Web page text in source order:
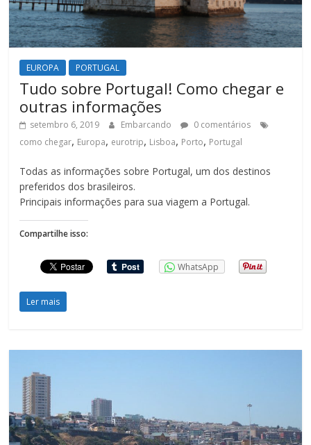
EUROPA PORTUGAL
Tudo sobre Portugal! Como chegar e
outras informações
setembro 6, 2019 Embarcando
0 comentários
como chegar, Europa, eurotrip, Lisboa, Porto, Portugal
Todas as informações sobre Portugal, um dos destinos
preferidos dos brasileiros.
Principais informações para sua viagem a Portugal.
Compartilhe isso:
WhatsApp
Ler mais